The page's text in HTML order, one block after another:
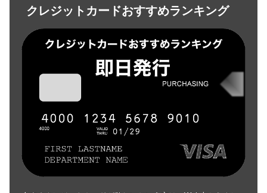
クレジットカードおすすめランキング